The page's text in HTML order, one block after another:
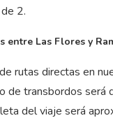
2.
entre Las Flores y
rutas directas en
de transbordos será
del viaje será